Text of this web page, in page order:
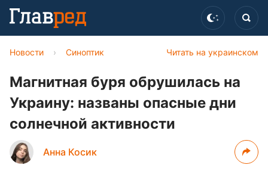
Читать на украинском
Новости › Синоптик
Магнитная буря обрушилась на
Украину: названы опасные дни
солнечной активности
Анна Косик